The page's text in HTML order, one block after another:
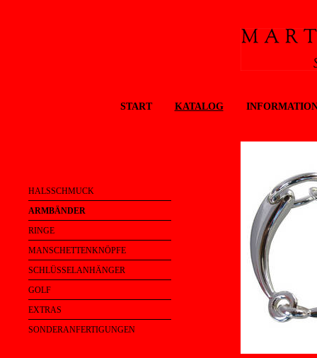
START KATALOG
HALSSCHMUCK
ARMBÄNDER
RINGE
MANSCHETTENKNÖPFE
SCHLÜSSELANHÄNGER
GOLF
EXTRAS
SONDERANFERTIGUNGEN